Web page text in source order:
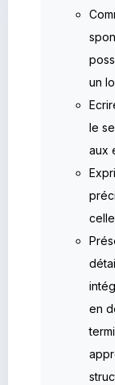
un
le
aux
en